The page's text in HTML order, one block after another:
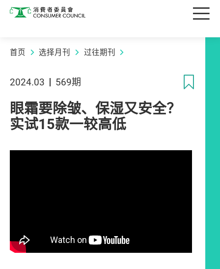
消费者委员会 目
首页 选择月刊 过往期刊
2024.03 569期
眼霜要除皱、保湿又安全？
实试15款一较高低